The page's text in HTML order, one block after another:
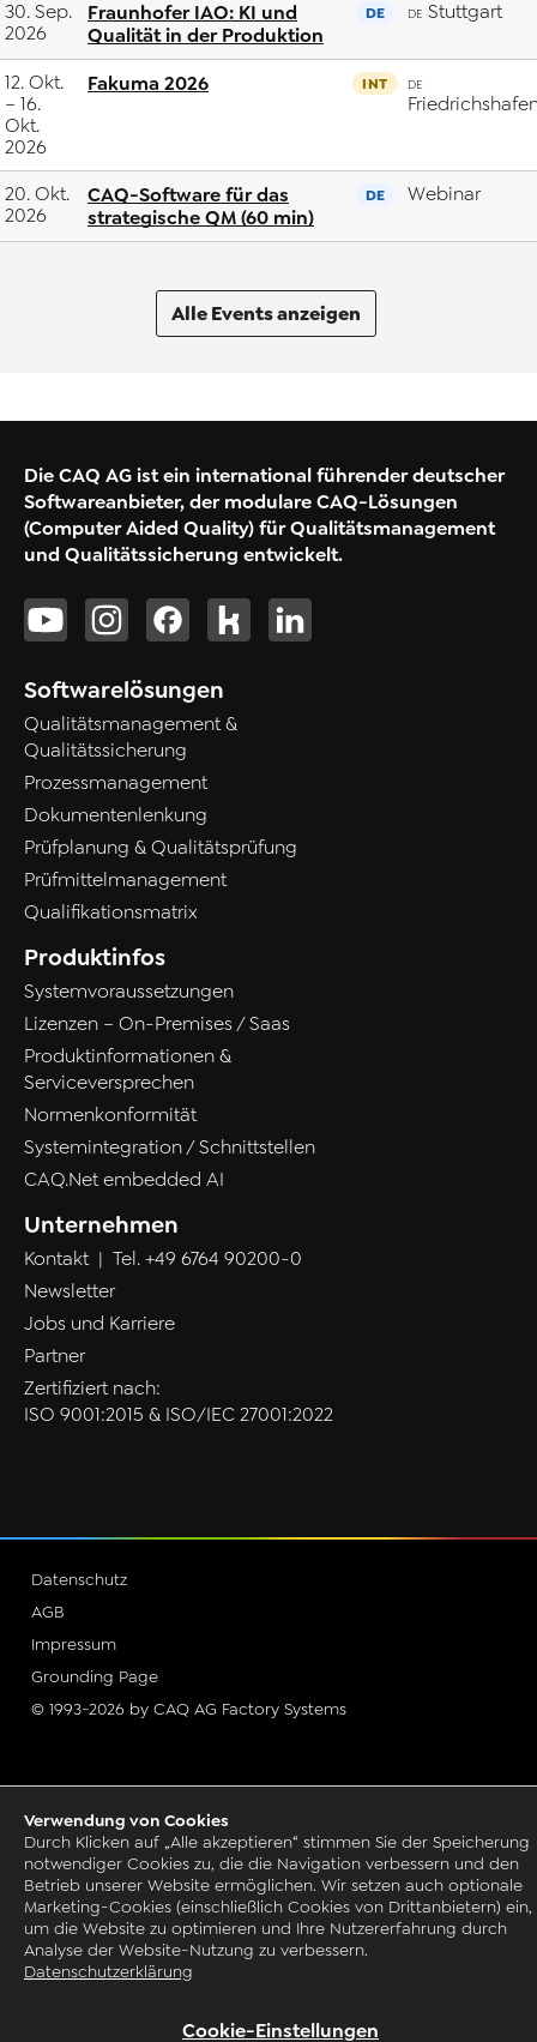
30. Sep.
2026
Fraunhofer IAO: KI und
Qualität in der Produktion
DE DE Stuttgart
12. Okt.
– 16.
Okt.
2026
Fakuma 2026 INT DE
20. Okt.
2026
CAQ-Software für das
strategische QM (60 min)
DE Webinar
Alle Events anzeigen
Die CAQ AG ist ein international führender deutscher
Softwareanbieter, der modulare CAQ-Lösungen
(Computer Aided Quality) für Qualitätsmanagement
und Qualitätssicherung entwickelt.
Softwarelösungen
Qualitätsmanagement &
Qualitätssicherung
Prozessmanagement
Dokumentenlenkung
Prüfplanung & Qualitätsprüfung
Prüfmittelmanagement
Qualifikationsmatrix
Produktinfos
Systemvoraussetzungen
Lizenzen – On-Premises / Saas
Produktinformationen &
Serviceversprechen
Normenkonformität
Systemintegration / Schnittstellen
CAQ.Net embedded AI
Unternehmen
Kontakt| Tel. +49 6764 90200-0
Newsletter
Jobs und Karriere
Partner
Zertifiziert nach:
ISO 9001:2015 & ISO/IEC 27001:2022
© 1993-2026 by CAQ AG Factory Systems
Grounding Page
Impressum
AGB
Datenschutz
Verwendung von Cookies
Durch Klicken auf „Alle akzeptieren“ stimmen Sie der Speicherung
notwendiger Cookies zu, die die Navigation verbessern und den
Betrieb unserer Website ermöglichen. Wir setzen auch optionale
Marketing-Cookies (einschließlich Cookies von Drittanbietern) ein,
um die Website zu optimieren und Ihre Nutzererfahrung durch
Analyse der Website-Nutzung zu verbessern.
Datenschutzerklärung
Cookie-Einstellungen